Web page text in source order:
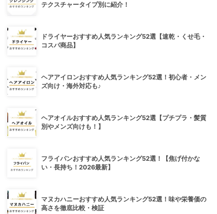
テクスチャータイプ別に紹介！
ドライヤーおすすめ人気ランキング52選【速乾・くせ毛・
コスパ商品】
ヘアアイロンおすすめ人気ランキング52選！初心者・メン
ズ向け・海外対応も♪
ヘアオイルおすすめ人気ランキング52選【プチプラ・髪質
別やメンズ向けも！】
フライパンおすすめ人気ランキング52選！【焦げ付かな
い・長持ち！2026最新】
マヌカハニーおすすめ人気ランキング52選！味や栄養価の
高さを徹底比較・検証